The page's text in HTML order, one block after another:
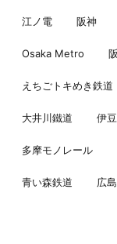
江ノ電 阪神
Osaka Metro
えちごトキめき鉄道
大井川鐵道 伊
多摩モノレール
青い森鉄道 広